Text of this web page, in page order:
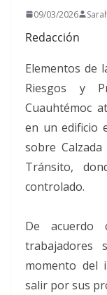
09/03/2026
Redacción
Elementos de
Riesgos y
Cuauhtémoc
en un edificio
sobre
Tránsito,
controlado.
De acuerdo
momento del
salir por sus